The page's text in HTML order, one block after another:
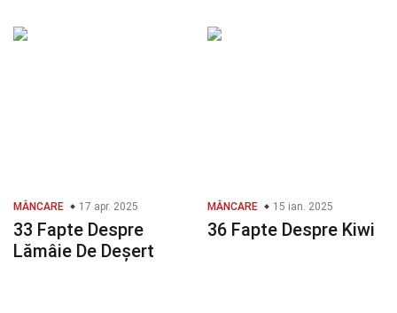
MÂNCARE 17 apr. 2025
33 Fapte Despre
Lămâie De Deșert
MÂNCARE 15 ian. 2025
36 Fapte Despre Kiwi